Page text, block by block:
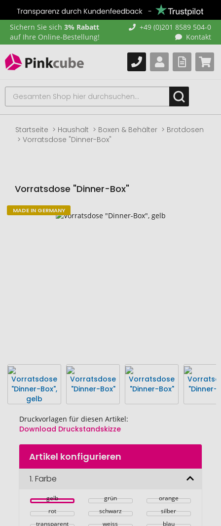
Sichern Sie sich 3% Rabatt
auf Ihre Online-Bestellung!
+49 (0)201 8589 504-0
Kontakt
Startseite Haushalt Boxen & Behälter
Brotdosen
Vorratsdose "Dinner-Box"
Vorratsdose "Dinner-Box"
Zum
Druckvorlagen für diesen Artikel:
Download Druckstandskizze
Zum
Anfang
Bildgalerie
MADE IN GERMANY
Artikel konfigurieren
1. Farbe
gelb grün
orange
rot
schwarz
silber
transparent
weiss
blau